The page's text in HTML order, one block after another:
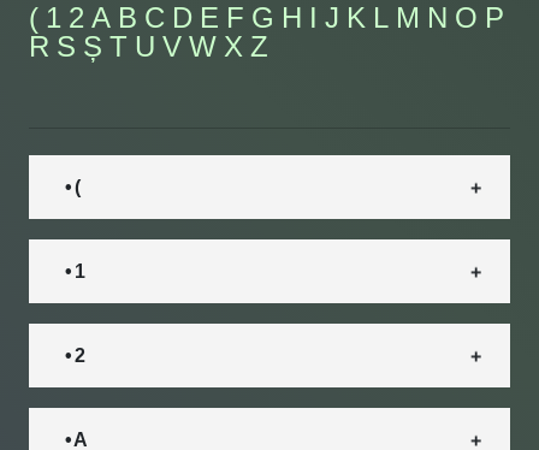
( 1 2 A B C D E F G H I J K L M N O P
R S Ș T U V W X Z
• (
• 1
• 2
• A